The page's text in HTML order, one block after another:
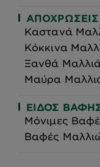
Καστανά
Κόκκινα
Ξανθά Μαλλιά
Μαύρα
ΕΊΔΟΣ
Μόνιμες
Βαφές